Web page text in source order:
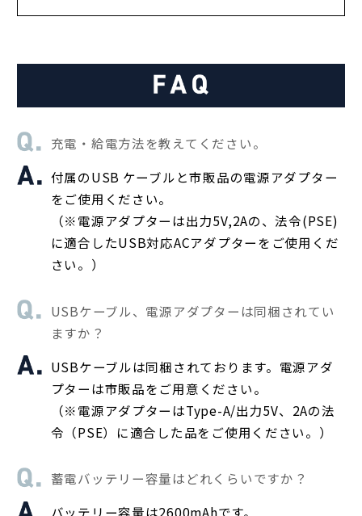
充電・給電方法を教えてください。
付属のUSB ケーブルと市販品の電源アダプター
をご使用ください。
（※電源アダプターは出力5V,2Aの、法令(PSE)
に適合したUSB対応ACアダプターをご使用くだ
さい。）
USBケーブル、電源アダプターは同梱されてい
ますか？
USBケーブルは同梱されております。電源アダ
プターは市販品をご用意ください。
（※電源アダプターはType-A/出力5V、2Aの法
令（PSE）に適合した品をご使用ください。）
蓄電バッテリー容量はどれくらいですか？
バッテリー容量は2600mAhです。